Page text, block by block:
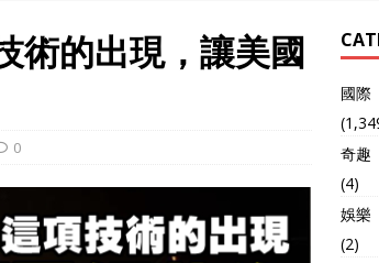
術的出現，讓美國
0
國際
奇趣
(4)
娛樂
(2)